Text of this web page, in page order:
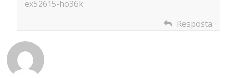
ex52615-ho36k
Resposta